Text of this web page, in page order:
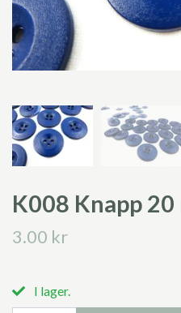
K008 Knapp 20
3.00 kr
I lager.